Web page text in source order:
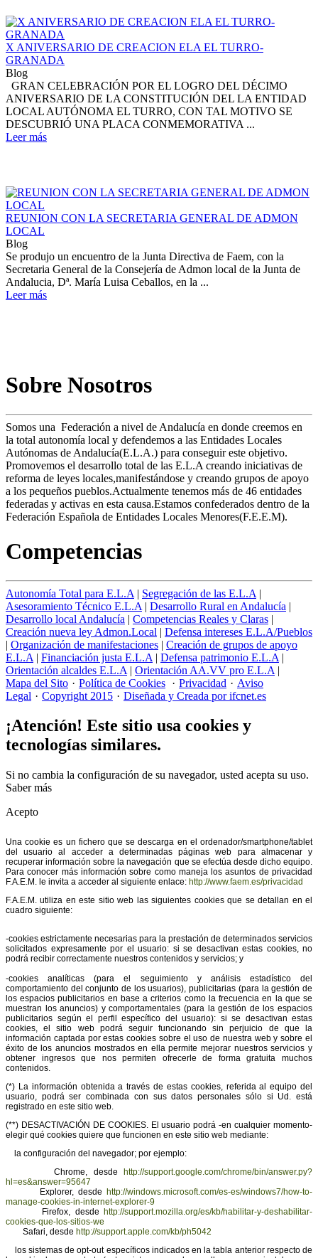
X ANIVERSARIO DE CREACION ELA EL TURRO-
GRANADA
Blog
GRAN CELEBRACIÓN POR EL LOGRO DEL DÉCIMO
ANIVERSARIO DE LA CONSTITUCIÓN DEL LA ENTIDAD
LOCAL AUTÓNOMA EL TURRO, CON TAL MOTIVO SE
DESCUBRIÓ UNA PLACA CONMEMORATIVA ...
Leer más
REUNION CON LA SECRETARIA GENERAL DE ADMON
LOCAL
Blog
Se produjo un encuentro de la Junta Directiva de Faem, con la
Secretaria General de la Consejería de Admon local de la Junta de
Andalucia, Dª. María Luisa Ceballos, en la ...
Leer más
Sobre Nosotros
Somos una Federación a nivel de Andalucía en donde creemos en
la total autonomía local y defendemos a las Entidades Locales
Autónomas de Andalucía(E.L.A.) para conseguir este objetivo.
Promovemos el desarrollo total de las E.L.A creando iniciativas de
reforma de leyes locales,manifestándose y creando grupos de apoyo
a los pequeños pueblos.Actualmente tenemos más de 46 entidades
federadas y activas en esta causa.Estamos confederados dentro de la
Federación Española de Entidades Locales Menores(F.E.E.M).
Competencias
Autonomía Total para E.L.A | Segregación de las E.L.A |
Asesoramiento Técnico E.L.A | Desarrollo Rural en Andalucía |
Desarrollo local Andalucía | Competencias Reales y Claras |
Creación nueva ley Admon.Local | Defensa intereses E.L.A/Pueblos
| Organización de manifestaciones | Creación de grupos de apoyo
E.L.A | Financiación justa E.L.A | Defensa patrimonio E.L.A |
Orientación alcaldes E.L.A | Orientación AA.VV pro E.L.A |
Mapa del Sito · Política de Cookies · Privacidad · Aviso
Legal · Copyright 2015 · Diseñada y Creada por ifcnet.es
¡Atención! Este sitio usa cookies y
tecnologías similares.
Si no cambia la configuración de su navegador, usted acepta su uso.
Saber más
Acepto
Una cookie es un fichero que se descarga en el ordenador/smartphone/tablet
del usuario al acceder a determinadas páginas web para almacenar y
recuperar información sobre la navegación que se efectúa desde dicho equipo.
Para conocer más información sobre como maneja los asuntos de privacidad
F.A.E.M. le invita a acceder al siguiente enlace: http://www.faem.es/privacidad
F.A.E.M. utiliza en este sitio web las siguientes cookies que se detallan en el
cuadro siguiente:
-cookies estrictamente necesarias para la prestación de determinados servicios
solicitados expresamente por el usuario: si se desactivan estas cookies, no
podrá recibir correctamente nuestros contenidos y servicios; y
-cookies analíticas (para el seguimiento y análisis estadístico del
comportamiento del conjunto de los usuarios), publicitarias (para la gestión de
los espacios publicitarios en base a criterios como la frecuencia en la que se
muestran los anuncios) y comportamentales (para la gestión de los espacios
publicitarios según el perfil específico del usuario): si se desactivan estas
cookies, el sitio web podrá seguir funcionando sin perjuicio de que la
información captada por estas cookies sobre el uso de nuestra web y sobre el
éxito de los anuncios mostrados en ella permite mejorar nuestros servicios y
obtener ingresos que nos permiten ofrecerle de forma gratuita muchos
contenidos.
(*) La información obtenida a través de estas cookies, referida al equipo del
usuario, podrá ser combinada con sus datos personales sólo si Ud. está
registrado en este sitio web.
(**) DESACTIVACIÓN DE COOKIES. El usuario podrá -en cualquier momento-
elegir qué cookies quiere que funcionen en este sitio web mediante:
la configuración del navegador; por ejemplo:
Chrome, desde
http://support.google.com/chrome/bin/answer.py?
hl=es&answer=95647
Explorer, desde http://windows.microsoft.com/es-es/windows7/how-to-
manage-cookies-in-internet-explorer-9
Firefox, desde http://support.mozilla.org/es/kb/habilitar-y-deshabilitar-
cookies-que-los-sitios-we
Safari, desde http://support.apple.com/kb/ph5042
los sistemas de opt-out específicos indicados en la tabla anterior respecto de